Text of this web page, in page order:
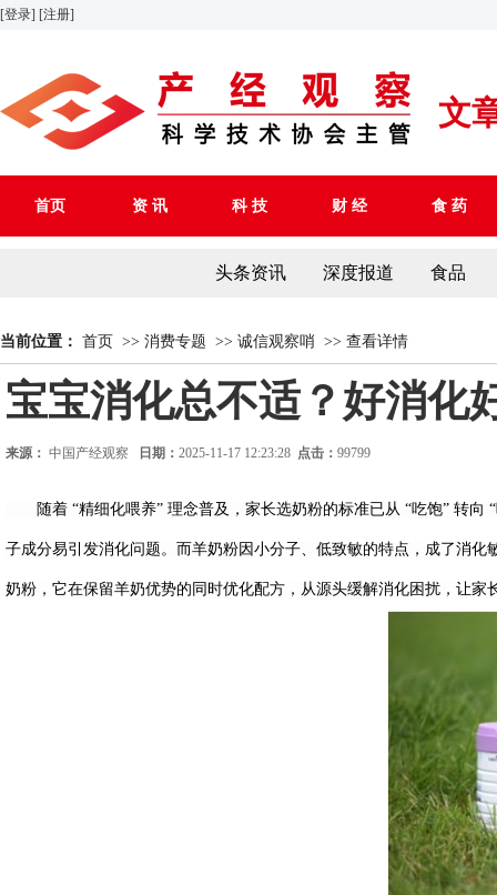
[登录] [注册]
文
首页 资 讯 科 技 财 经 食 药
头条资讯 深度报道 食品
当前位置： 首页 >> 消费专题 >> 诚信观察哨 >> 查看详情
宝宝消化总不适？好消化
来源： 中国产经观察 日期： 2025-11-17 12:23:28 点击： 99799
随着 “精细化喂养” 理念普及，家长选奶粉的标准已从 “吃饱” 转向
子成分易引发消化问题。而羊奶粉因小分子、低致敏的特点，成了消
奶粉，它在保留羊奶优势的同时优化配方，从源头缓解消化困扰，让家